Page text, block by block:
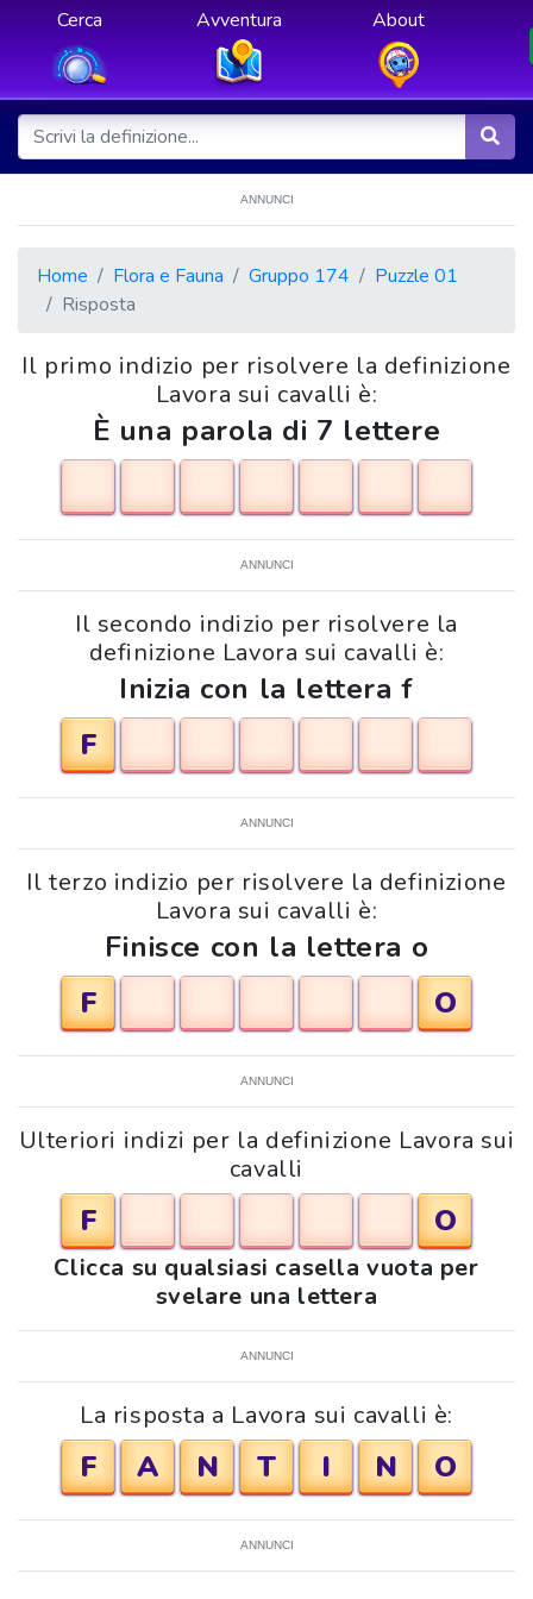
Cerca Avventura About
ANNUNCI
Home Flora e Fauna Gruppo 174
Puzzle 01
Risposta
Il primo indizio per risolvere la definizione
Lavora sui cavalli è:
È una parola di 7 lettere
ANNUNCI
Il secondo indizio per risolvere la
definizione Lavora sui cavalli è:
Inizia con la lettera f
F
ANNUNCI
Il terzo indizio per risolvere la definizione
Lavora sui cavalli è:
Finisce con la lettera o
F
O
ANNUNCI
Ulteriori indizi per la definizione Lavora sui
cavalli
F O
Clicca su qualsiasi casella vuota per
svelare una lettera
ANNUNCI
La risposta a Lavora sui cavalli è:
F A N T I N O
ANNUNCI